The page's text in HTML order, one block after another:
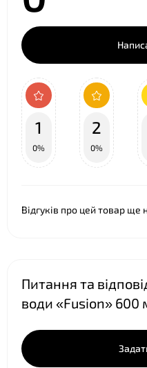
1
0%
2
0%
Відгуків про цей товар ще
Питання та
води «Fusion»